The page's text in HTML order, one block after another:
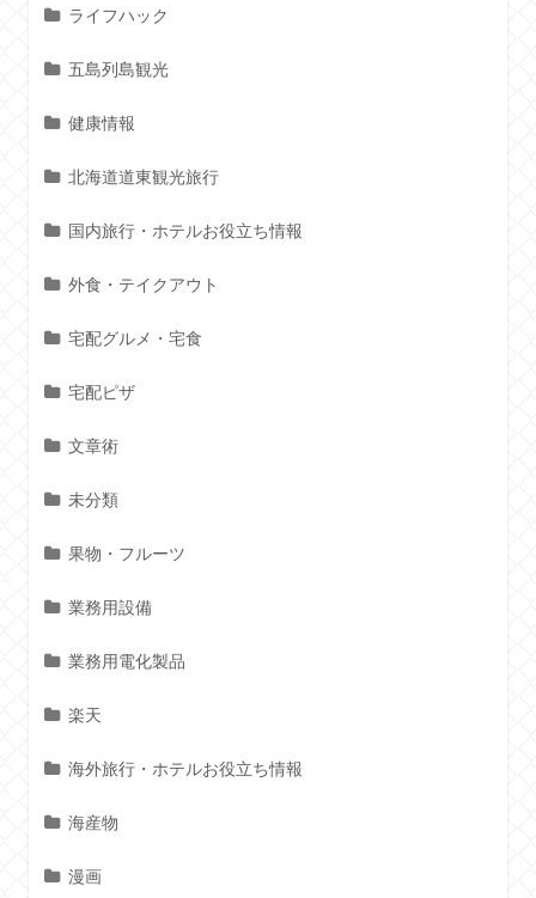
ライフハック
五島列島観光
健康情報
北海道道東観光旅行
国内旅行・ホテルお役立ち情報
外食・テイクアウト
宅配グルメ・宅食
宅配ピザ
文章術
未分類
果物・フルーツ
業務用設備
業務用電化製品
楽天
海外旅行・ホテルお役立ち情報
海産物
漫画